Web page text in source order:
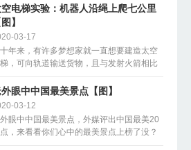
听觉体验位居第二，而触觉、嗅觉和味觉
验的出现频率相当低。可是为什么？实际上
电梯实验：机器人沿绳上爬七公里
图】
03-17
年来，有许多梦想家就一直想要建造太空
，可向轨道输送货物，且与发射火箭相比
一项众筹资金的实验项目或许将向太空迈
小步。 该实验向空中发射一个高空气球，
球上栓有一根4.5英里(约7公里)长的绳子，...
眼中中国最美景点【图】
03-12
眼中中国最美景点，外媒评出中国最美20
，来看看你们心中的最美景点上榜了没？